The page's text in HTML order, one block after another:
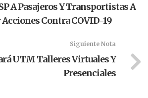
A Pasajeros Y Transportistas A
Contra COVID-19
Siguiente Nota
UTM Talleres Virtuales Y
Presenciales